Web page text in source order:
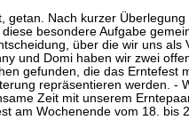
getan. Nach kurzer
diese besondere Aufgabe
über die wir uns
und Domi haben wir zwei
gefunden, die das Erntefest
repräsentieren werden. -
Zeit mit unserem
am Wochenende vom 18. bis